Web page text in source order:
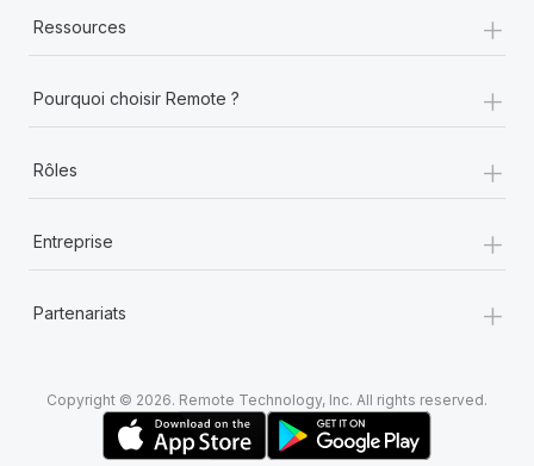
Ressources +
Pourquoi choisir Remote ? +
Rôles +
Entreprise +
Partenariats +
Copyright © 2026. Remote Technology, Inc. All rights reserved.